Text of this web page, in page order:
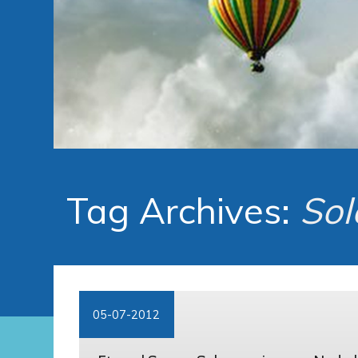
Tag Archives:
05-07-2012